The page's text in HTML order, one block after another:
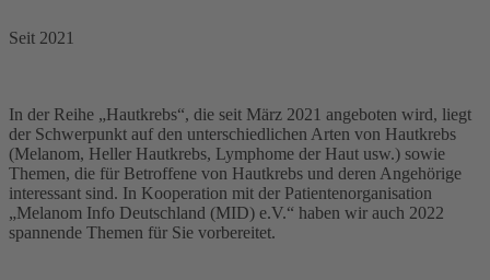
Seit 2021
In der Reihe „Hautkrebs“, die seit März 2021 angeboten wird, liegt
der Schwerpunkt auf den unterschiedlichen Arten von Hautkrebs
(Melanom, Heller Hautkrebs, Lymphome der Haut usw.) sowie
Themen, die für Betroffene von Hautkrebs und deren Angehörige
interessant sind. In Kooperation mit der Patientenorganisation
„Melanom Info Deutschland (MID) e.V.“ haben wir auch 2022
spannende Themen für Sie vorbereitet.